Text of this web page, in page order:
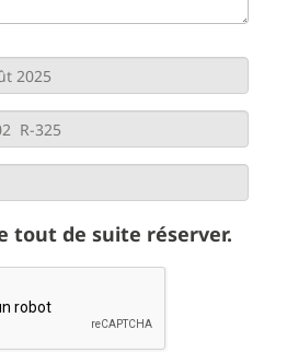
tout de suite réserver.